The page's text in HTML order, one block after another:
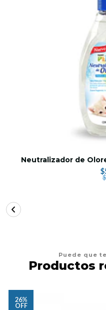
Neutralizador de
Puede que
Productos
26%
OFF